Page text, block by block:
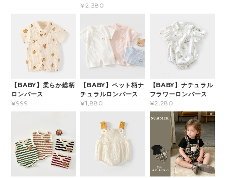
¥2,380
【BABY】柔らか総柄
ロンパース
¥999
【BABY】ペット柄ナ
チュラルロンパース
¥1,880
【BABY】ナチュラル
フラワーロンパース
¥2,280